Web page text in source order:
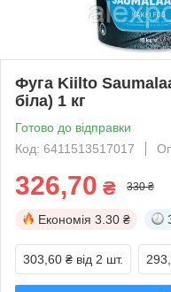
Фуга Kiilto
біла) 1 кг
Готово до відправки
Код: 6411513517017
326,70 ₴ 330 ₴
Економія 3.30 ₴
303,60 ₴ від 2 шт.